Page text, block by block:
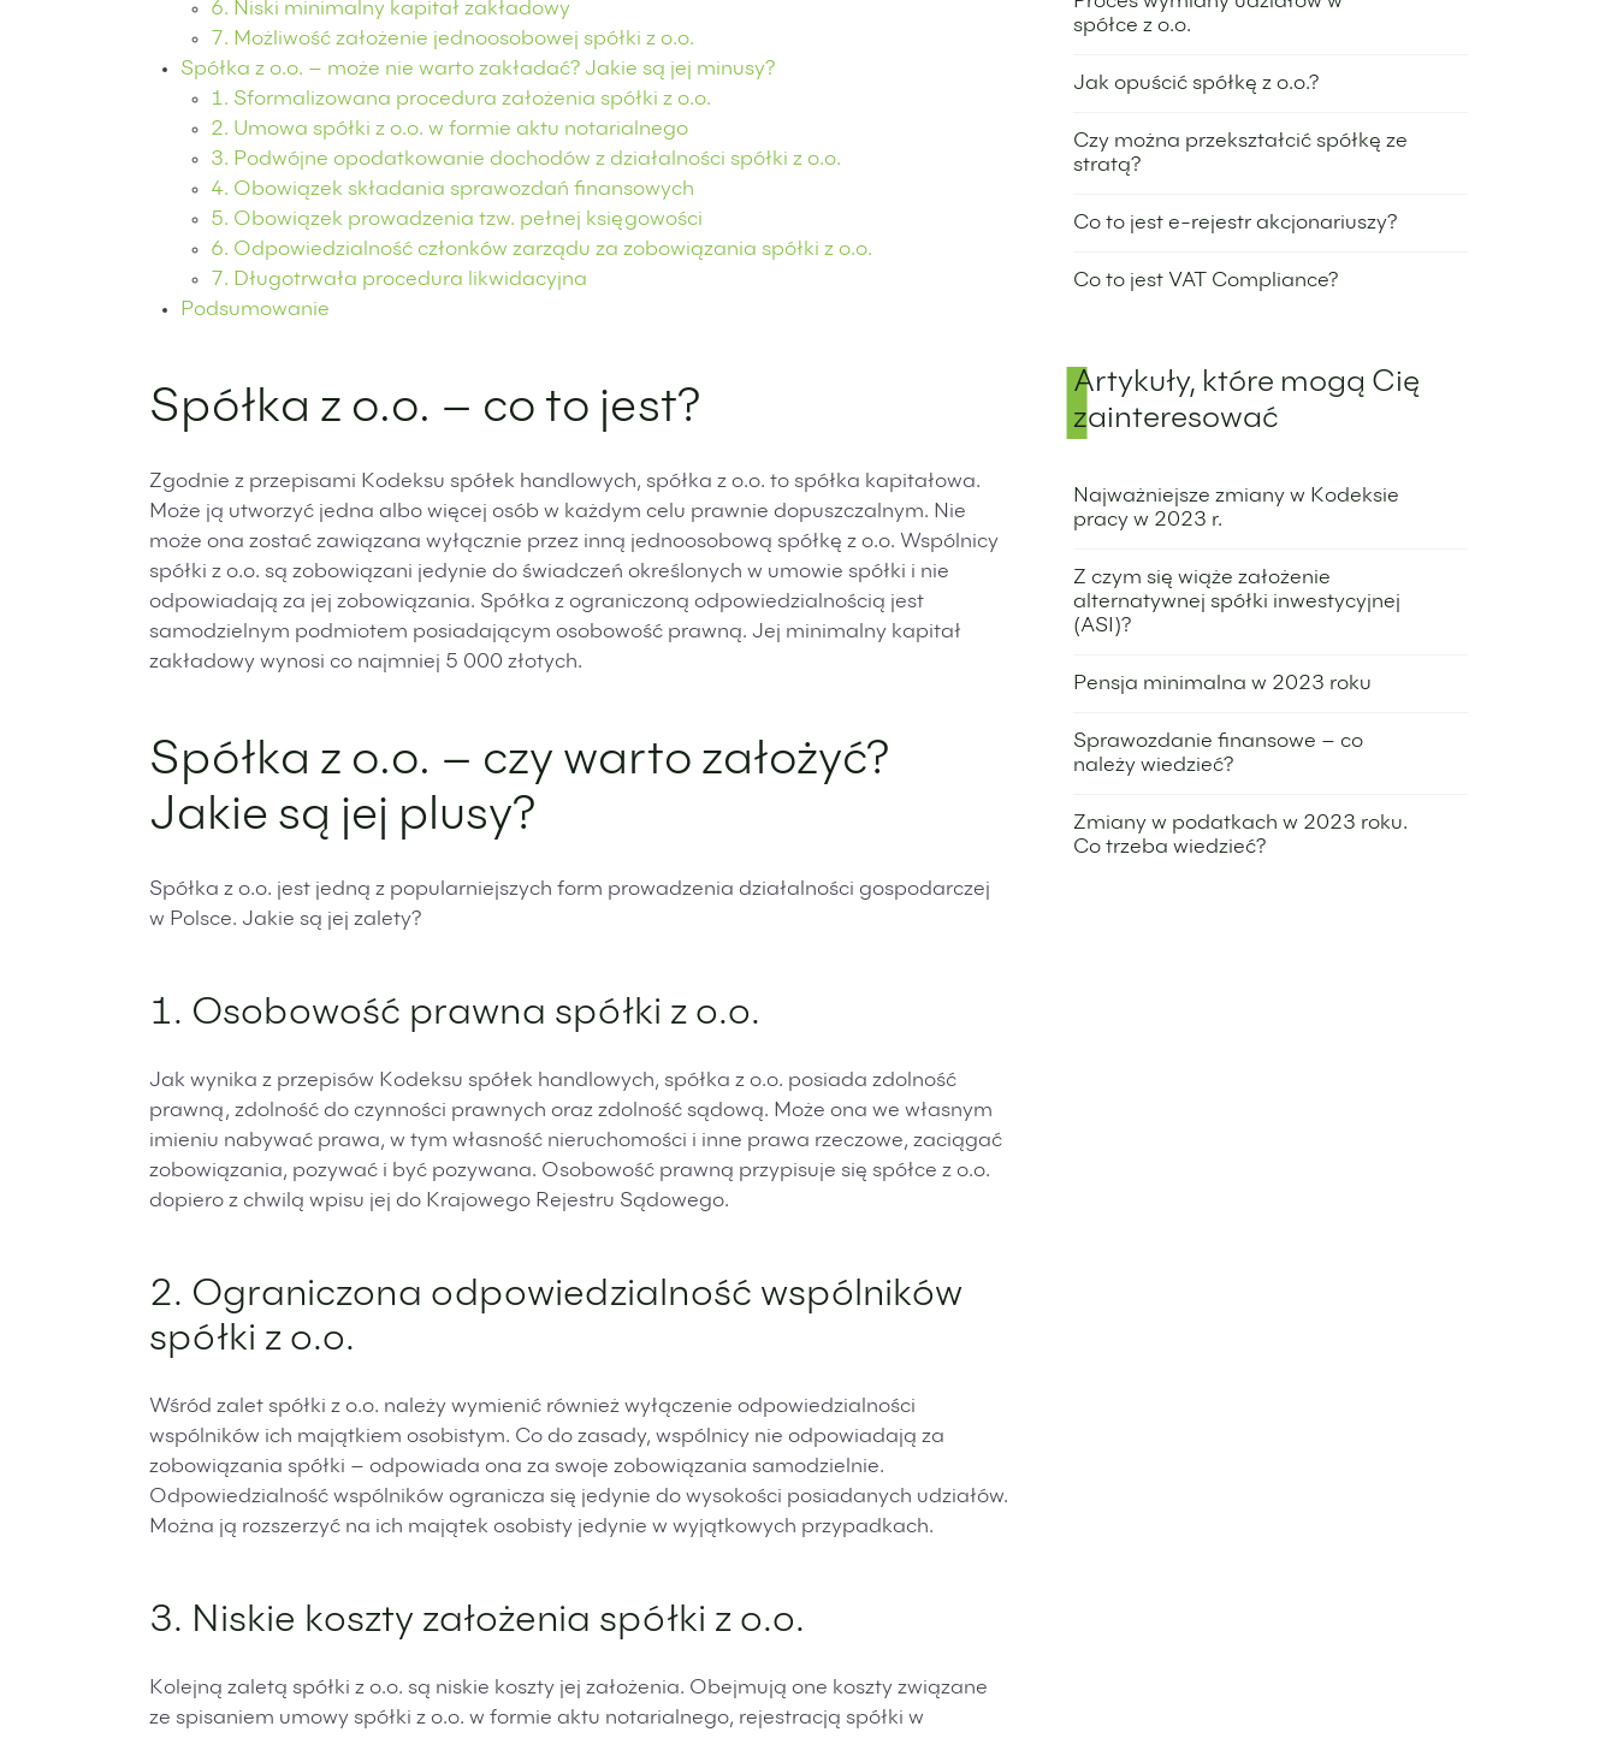
6. Niski minimalny kapitał zakładowy
7. Możliwość założenie jednoosobowej spółki z o.o.
Spółka z o.o. – może nie warto zakładać? Jakie są jej minusy?
1. Sformalizowana procedura założenia spółki z o.o.
2. Umowa spółki z o.o. w formie aktu notarialnego
3. Podwójne opodatkowanie dochodów z działalności spółki z o.o.
4. Obowiązek składania sprawozdań finansowych
5. Obowiązek prowadzenia tzw. pełnej księgowości
6. Odpowiedzialność członków zarządu za zobowiązania spółki z o.o.
7. Długotrwała procedura likwidacyjna
Podsumowanie
Spółka z o.o. – co to jest?
Zgodnie z przepisami Kodeksu spółek handlowych, spółka z o.o. to spółka kapitałowa.
Może ją utworzyć jedna albo więcej osób w każdym celu prawnie dopuszczalnym. Nie
może ona zostać zawiązana wyłącznie przez inną jednoosobową spółkę z o.o. Wspólnicy
spółki z o.o. są zobowiązani jedynie do świadczeń określonych w umowie spółki i nie
odpowiadają za jej zobowiązania. Spółka z ograniczoną odpowiedzialnością jest
samodzielnym podmiotem posiadającym osobowość prawną. Jej minimalny kapitał
zakładowy wynosi co najmniej 5 000 złotych.
Spółka z o.o. – czy warto założyć?
Jakie są jej plusy?
Spółka z o.o. jest jedną z popularniejszych form prowadzenia działalności gospodarczej
w Polsce. Jakie są jej zalety?
1. Osobowość prawna spółki z o.o.
Jak wynika z przepisów Kodeksu spółek handlowych, spółka z o.o. posiada zdolność
prawną, zdolność do czynności prawnych oraz zdolność sądową. Może ona we własnym
imieniu nabywać prawa, w tym własność nieruchomości i inne prawa rzeczowe, zaciągać
zobowiązania, pozywać i być pozywana. Osobowość prawną przypisuje się spółce z o.o.
dopiero z chwilą wpisu jej do Krajowego Rejestru Sądowego.
2. Ograniczona odpowiedzialność wspólników
spółki z o.o.
Wśród zalet spółki z o.o. należy wymienić również wyłączenie odpowiedzialności
wspólników ich majątkiem osobistym. Co do zasady, wspólnicy nie odpowiadają za
zobowiązania spółki – odpowiada ona za swoje zobowiązania samodzielnie.
Odpowiedzialność wspólników ogranicza się jedynie do wysokości posiadanych udziałów.
Można ją rozszerzyć na ich majątek osobisty jedynie w wyjątkowych przypadkach.
3. Niskie koszty założenia spółki z o.o.
Kolejną zaletą spółki z o.o. są niskie koszty jej założenia. Obejmują one koszty związane
ze spisaniem umowy spółki z o.o. w formie aktu notarialnego, rejestracją spółki w
spółce z o.o.
Jak opuścić spółkę z o.o.?
Czy można przekształcić spółkę ze
stratą?
Co to jest e-rejestr akcjonariuszy?
Co to jest VAT Compliance?
Artykuły, które mogą Cię
zainteresować
Najważniejsze zmiany w Kodeksie
pracy w 2023 r.
Z czym się wiąże założenie
alternatywnej spółki inwestycyjnej
(ASI)?
Pensja minimalna w 2023 roku
Sprawozdanie finansowe – co
należy wiedzieć?
Zmiany w podatkach w 2023 roku.
Co trzeba wiedzieć?